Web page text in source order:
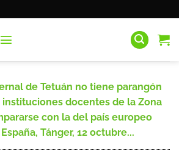
de Tetuán no tiene parangón
instituciones docentes de la Zona
con la del país europeo
Tánger, 12 octubre...